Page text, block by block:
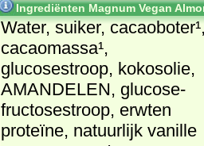
Ingrediënten Magnum Vegan
Water, suiker,
cacaomassa¹,
glucosestroop, kokosolie,
AMANDELEN, glucose-
fructosestroop, erwten
proteïne, natuurlijk vanille